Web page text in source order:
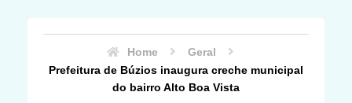
Home
Geral
Prefeitura de Búzios inaugura creche municipal
do bairro Alto Boa Vista